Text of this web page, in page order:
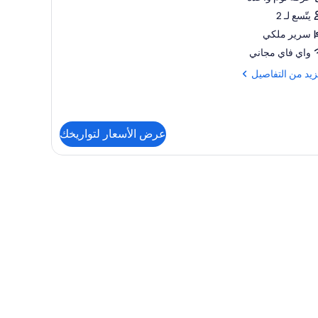
يتّسع لـ 2
سرير ملكي
واي فاي مجاني
من التفاصيل
عرض الأسعار لتواريخك